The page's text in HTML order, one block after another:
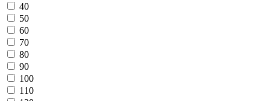
40
50
60
70
80
90
100
110